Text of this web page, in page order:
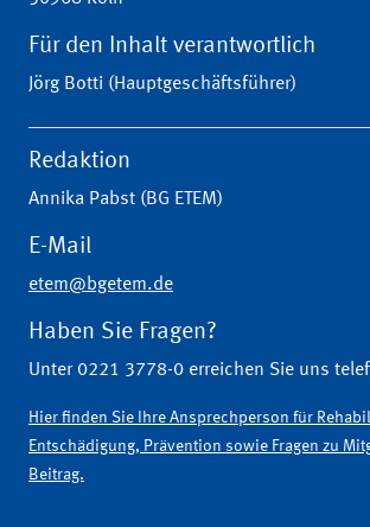
Für den Inhalt verantwortlich
Jörg Botti (Hauptgeschäftsführer)
Redaktion
Annika Pabst (BG ETEM)
E-Mail
etem@bgetem.de
Haben Sie Fragen?
Unter 0221 3778-0 erreichen Sie uns
Hier finden Sie Ihre Ansprechperson für
Entschädigung, Prävention sowie Fragen zu
Beitrag.